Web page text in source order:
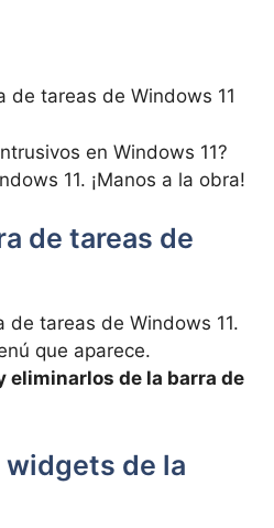
de tareas de Windows 11
en Windows ⁤11?
11. ¡Manos a ⁤la obra!
de tareas⁢ de
tareas de Windows⁤ 11.
que⁣ aparece.
eliminarlos de la ⁤barra de
de⁣ la‍